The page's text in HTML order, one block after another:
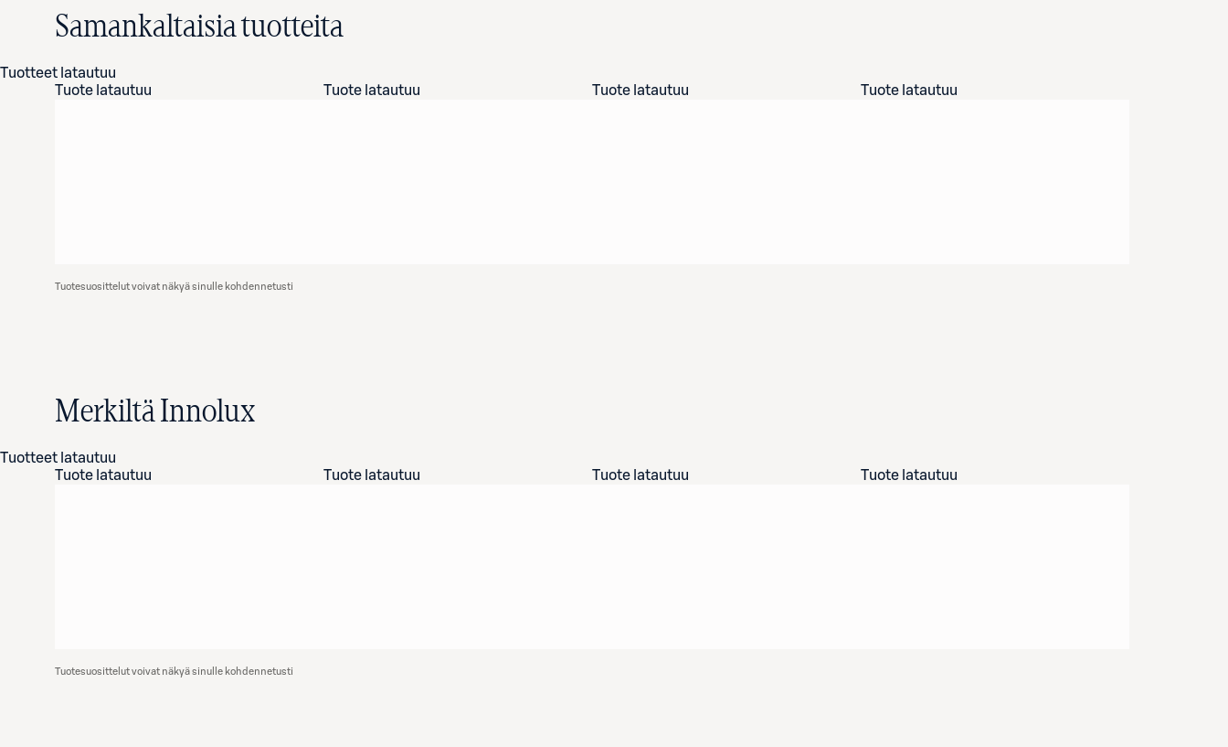
Samankaltaisia tuotteita
Tuotteet latautuu
Tuote latautuu
Tuote latautuu Tuote latautuu Tuote latautuu
Tuotesuosittelut voivat näkyä sinulle kohdennetusti
Merkiltä Innolux
Tuotteet latautuu
Tuote latautuu
Tuote latautuu Tuote latautuu Tuote latautuu
Tuotesuosittelut voivat näkyä sinulle kohdennetusti